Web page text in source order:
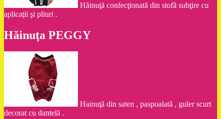
Hăinuţă confecţionată din stofă subţire cu
aplicaţii şi pliuri .
Hăinuţa PEGGY
Hainuţă din saten , paspoalată , guler scurt
decorat cu dantelă .